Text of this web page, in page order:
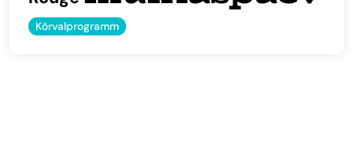
Kõrvalprogramm